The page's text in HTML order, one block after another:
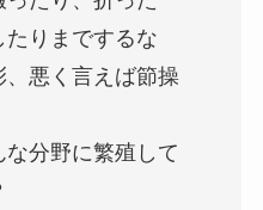
たりまでするな
、悪く言えば節操
分野に繁殖して